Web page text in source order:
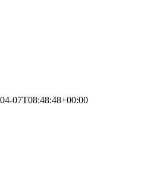
07T08:48:48+00:00